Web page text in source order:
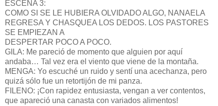
ESCENA 3:
COMO SI SE LE HUBIERA OLVIDADO ALGO, NANAELA
REGRESA Y CHASQUEA LOS DEDOS. LOS PASTORES
SE EMPIEZAN A
DESPERTAR POCO A POCO.
GILA: Me pareció de momento que alguien por aquí
andaba… Tal vez era el viento que viene de la montaña.
MENGA: Yo escuché un ruido y sentí una acechanza, pero
quizá sólo fue un retortijón de mi panza.
FILENO: ¡Con rapidez entusiasta, vengan a ver contentos,
que apareció una canasta con variados alimentos!